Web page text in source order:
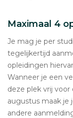
Maximaal 4
Je mag je per
tegelijkertijd
opleidingen
Wanneer je een
deze plek vrij voor
augustus maak je
andere